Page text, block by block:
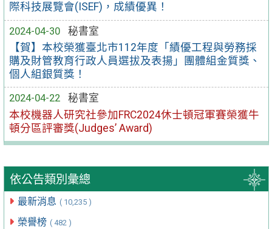
際科技展覽會(ISEF)，成績優異！
2024-04-30
秘書室
【賀】本校榮獲臺北市112年度「績優工程與勞務採
購及財管教育行政人員選拔及表揚」團體組金質獎、
個人組銀質獎！
2024-04-22
秘書室
本校機器人研究社參加FRC2024休士頓冠軍賽榮獲牛
頓分區評審獎(Judges’ Award)
依公告類別彙總
最新消息 ( 10,235 )
榮譽榜 ( 482 )